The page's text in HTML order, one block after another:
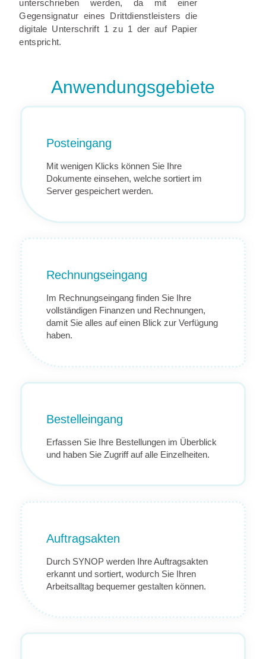
unterschrieben werden, da mit einer
Gegensignatur eines Drittdienstleisters die
digitale Unterschrift 1 zu 1 der auf Papier
entspricht.
Anwendungsgebiete
Posteingang
Mit wenigen Klicks können Sie Ihre
Dokumente einsehen, welche sortiert im
Server gespeichert werden.
Rechnungseingang
Im Rechnungseingang finden Sie Ihre
vollständigen Finanzen und Rechnungen,
damit Sie alles auf einen Blick zur Verfügung
haben.
Bestelleingang
Erfassen Sie Ihre Bestellungen im Überblick
und haben Sie Zugriff auf alle Einzelheiten.
Auftragsakten
Durch SYNOP werden Ihre Auftragsakten
erkannt und sortiert, wodurch Sie Ihren
Arbeitsalltag bequemer gestalten können.